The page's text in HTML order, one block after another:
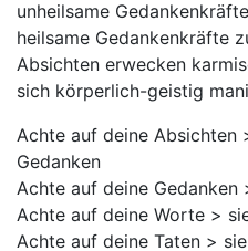
unheilsame
heilsame Gedankenkräfte
Absichten erwecken
sich körperlich-geistig
Achte auf deine Absichten
Gedanken
Achte auf deine Gedanken
Achte auf deine Worte >
Achte auf deine Taten >